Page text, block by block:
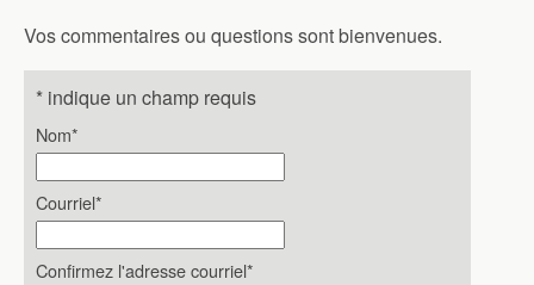
Vos commentaires ou questions sont bienvenues.
* indique un champ requis
Nom*
Courriel*
Confirmez l'adresse courriel*